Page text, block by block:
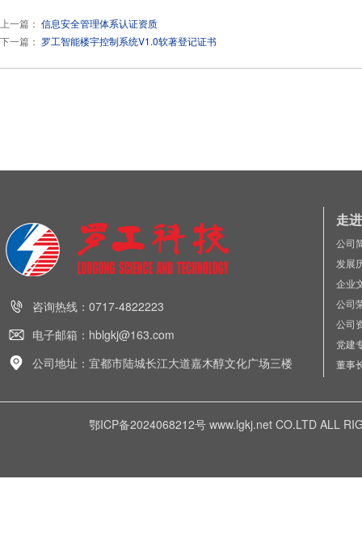
上一篇： 信息安全管理体系认证资质
下一篇： 罗工智能楼宇控制系统V1.0软著登记证书
咨询热线：0717-4822223
电子邮箱：hblgkj@163.com
公司地址：宜都市陆城长江大道嘉木醇文化广场三楼
走
公司
发展
企业
公司
公司
党建
董事
鄂ICP备2024068212号 www.lgkj.net CO.LTD ALL